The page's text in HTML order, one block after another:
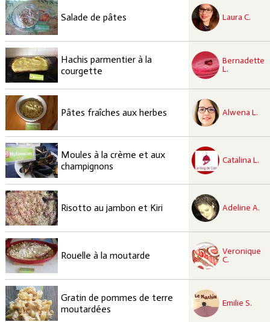
Salade de pâtes Laura C.
recette à tester
Hachis parmentier à la
courgette
Bernadette
L.
recette à tester
Pâtes fraîches aux herbes Alwena L.
recette à tester
Moules à la crème et aux
champignons
Catalina L.
recette à tester
Risotto au jambon et Kiri Adeline A.
recette à tester
Rouelle à la moutarde
Veronique
C.
recette à tester
Gratin de pommes de terre
moutardées
Emilie S.
recette à tester